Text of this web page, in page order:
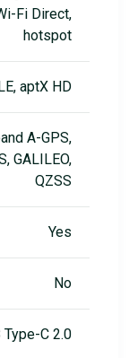
Fi Direct,
hotspot
aptX HD
A-GPS,
GALILEO,
QZSS
Yes
No
Type-C 2.0